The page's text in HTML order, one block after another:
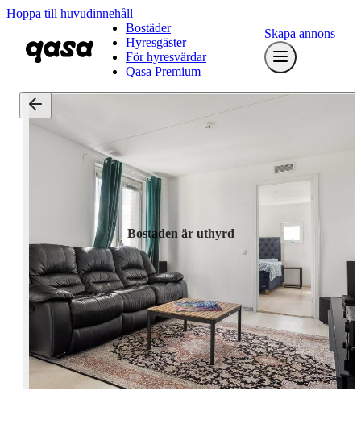
Hoppa till huvudinnehåll
Bostäder
Hyresgäster
För hyresvärdar
Qasa Premium
Skapa annons
Bostaden är uthyrd